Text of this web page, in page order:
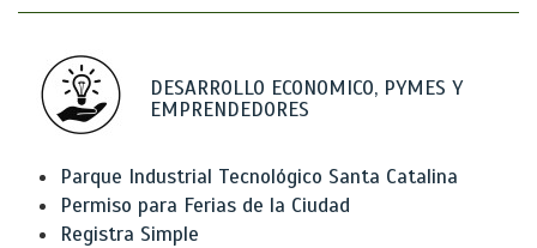
DESARROLLO ECONOMICO, PYMES Y
EMPRENDEDORES
Parque Industrial Tecnológico Santa Catalina
Permiso para Ferias de la Ciudad
Registra Simple